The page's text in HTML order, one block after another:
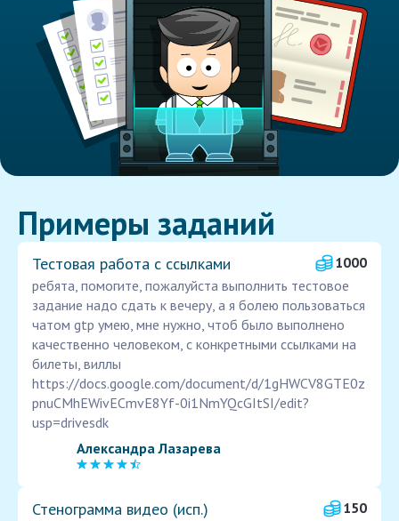
Примеры заданий
Тестовая работа с ссылками
1000
ребята, помогите, пожалуйста выполнить тестовое
задание надо сдать к вечеру, а я болею пользоваться
чатом gtp умею, мне нужно, чтоб было выполнено
качественно человеком, с конкретными ссылками на
билеты, виллы
https://docs.google.com/document/d/1gHWCV8GTE0z
pnuCMhEWivECmvE8Yf-0i1NmYQcGItSI/edit?
usp=drivesdk
Александра Лазарева
Стенограмма видео (исп.)
150